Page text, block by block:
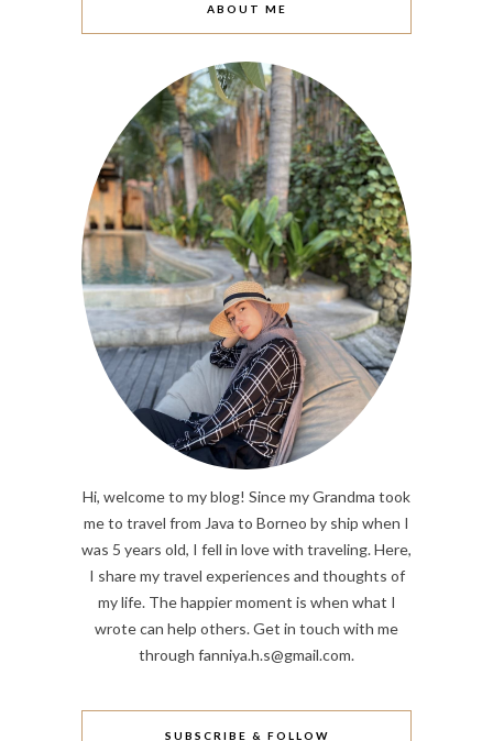
ABOUT ME
Hi, welcome to my blog! Since my Grandma took
me to travel from Java to Borneo by ship when I
was 5 years old, I fell in love with traveling. Here,
I share my travel experiences and thoughts of
my life. The happier moment is when what I
wrote can help others. Get in touch with me
through fanniya.h.s@gmail.com.
SUBSCRIBE & FOLLOW